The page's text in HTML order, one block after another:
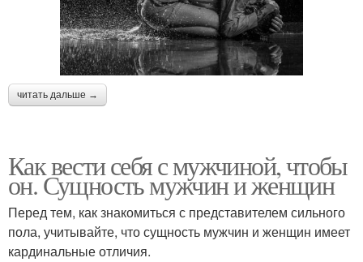
читать дальше →
Как вести себя с мужчиной, чтобы
он. Сущность мужчин и женщин
Перед тем, как знакомиться с представителем сильного
пола, учитывайте, что сущность мужчин и женщин имеет
кардинальные отличия.